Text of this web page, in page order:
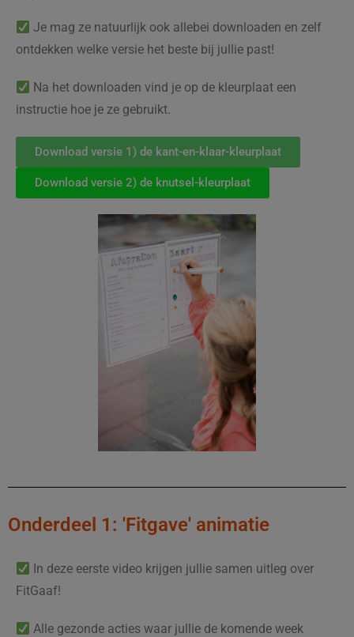
Je mag ze natuurlijk ook allebei downloaden en zelf
ontdekken welke versie het beste bij jullie past!
Na het downloaden vind je op de kleurplaat een
instructie hoe je ze gebruikt.
Download versie 1) de kant-en-klaar-kleurplaat
Download versie 2) de knutsel-kleurplaat
Onderdeel 1: 'Fitgave' animatie
In deze eerste video krijgen jullie samen uitleg over
FitGaaf!
Alle gezonde acties waar jullie de komende week